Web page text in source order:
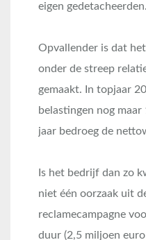
eigen gedetacheerden.
Opvallender is dat
onder de streep
gemaakt. In topjaar
belastingen nog
jaar bedroeg de
Is het bedrijf dan zo
niet één oorzaak uit
reclamecampagne
duur (2,5 miljoen